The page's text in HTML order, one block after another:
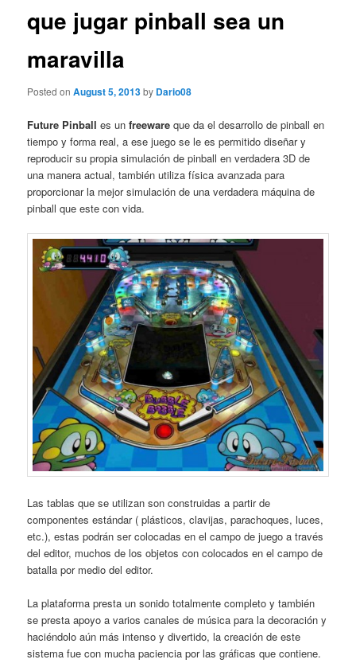
que jugar pinball sea un
maravilla
Posted onAugust 5, 2013by Dario08
Future Pinball es un freeware que da el desarrollo de pinball en
tiempo y forma real, a ese juego se le es permitido diseñar y
reproducir su propia simulación de pinball en verdadera 3D de
una manera actual, también utiliza física avanzada para
proporcionar la mejor simulación de una verdadera máquina de
pinball que este con vida.
Las tablas que se utilizan son construidas a partir de
componentes estándar ( plásticos, clavijas, parachoques, luces,
etc.), estas podrán ser colocadas en el campo de juego a través
del editor, muchos de los objetos con colocados en el campo de
batalla por medio del editor.
La plataforma presta un sonido totalmente completo y también
se presta apoyo a varios canales de música para la decoración y
haciéndolo aún más intenso y divertido, la creación de este
sistema fue con mucha paciencia por las gráficas que contiene.